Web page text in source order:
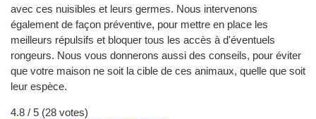
avec ces nuisibles et leurs germes. Nous intervenons
également de façon préventive, pour mettre en place les
meilleurs répulsifs et bloquer tous les accès à d'éventuels
rongeurs. Nous vous donnerons aussi des conseils, pour éviter
que votre maison ne soit la cible de ces animaux, quelle que soit
leur espèce.
4.8 / 5 (28 votes)